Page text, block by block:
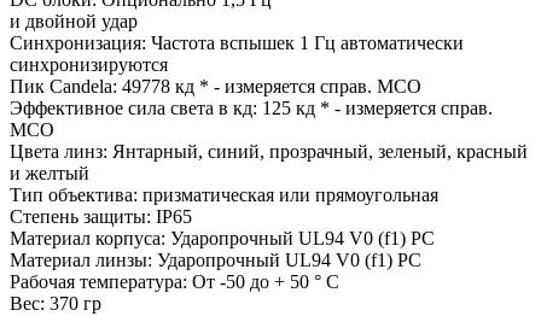
и двойной удар
Синхронизация: Частота вспышек 1 Гц автоматически
синхронизируются
Пик Candela: 49778 кд * - измеряется справ. МСО
Эффективное сила света в кд: 125 кд * - измеряется справ.
МСО
Цвета линз: Янтарный, синий, прозрачный, зеленый, красный
и желтый
Тип объектива: призматическая или прямоугольная
Степень защиты: IP65
Материал корпуса: Ударопрочный UL94 V0 (f1) PC
Материал линзы: Ударопрочный UL94 V0 (f1) PC
Рабочая температура: От -50 до + 50 ° C
Вес: 370 гр